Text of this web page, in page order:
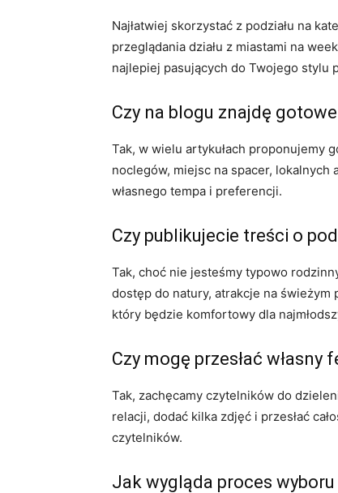
Najłatwiej skorzystać z podziału na
przeglądania działu z miastami na
najlepiej pasujących do Twojego stylu
Czy na blogu znajdę
Tak, w wielu artykułach proponujemy
noclegów, miejsc na spacer, lokalnych
własnego tempa i preferencji.
Czy publikujecie treści o
Tak, choć nie jesteśmy typowo
dostęp do natury, atrakcje na
który będzie komfortowy dla
Czy mogę przesłać
Tak, zachęcamy czytelników do
relacji, dodać kilka zdjęć i przesłać
czytelników.
Jak wygląda proces